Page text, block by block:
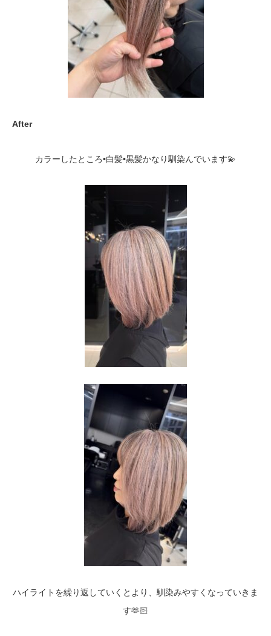
After
カラーしたところ•白髪•黒髪かなり馴染んでいます💫
ハイライトを繰り返していくとより、馴染みやすくなっていきま
す🫶🏻